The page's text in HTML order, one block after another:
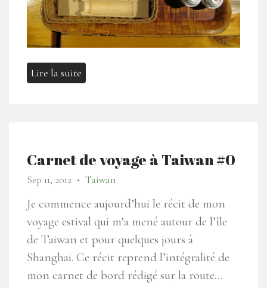
Lire la suite
Carnet de voyage à Taiwan #0
Sep 11, 2012 ● Taiwan
Je commence aujourd’hui le récit de mon
voyage estival qui m’a mené autour de l’île
de Taiwan et pour quelques jours à
Shanghai. Ce récit reprend l’intégralité de
mon carnet de bord rédigé sur la route…